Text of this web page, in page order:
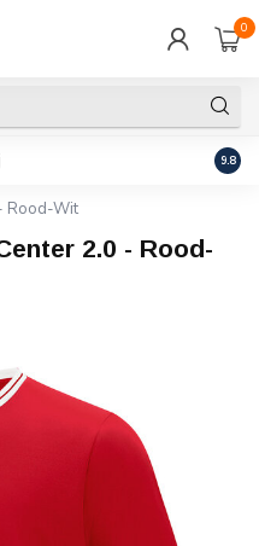
0
9.8
Rood-Wit
2.0 - Rood-